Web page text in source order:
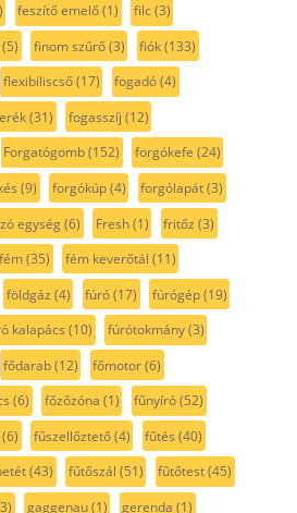
feszítő emelő(1) filc(3)
(5) finom szűrő(3) fiók(133)
flexibiliscső(17) fogadó(4)
(31) fogasszíj (12)
Forgatógomb(152) forgókefe (24)
(9) forgókúp(4) forgólapát(3)
egység(6) Fresh(1) fritőz (3)
fém(35) fém keverőtál (11)
földgáz (4) fúró(17) fúrógép(19)
kalapács (10) fúrótokmány(3)
fődarab(12) főmotor(6)
(6) főzőzóna (1) fűnyíró(52)
(6) fűszellőztető(4) fűtés (40)
(43) fűtőszál (51) fűtőtest(45)
gaggenau(1) gerenda (1)